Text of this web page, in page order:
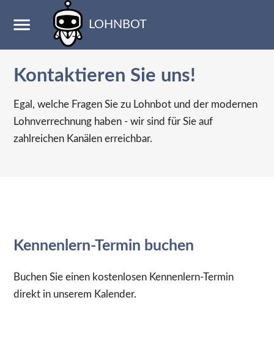
LOHNBOT
Kontaktieren Sie uns!
Egal, welche Fragen Sie zu Lohnbot und der modernen
Lohnverrechnung haben - wir sind für Sie auf
zahlreichen Kanälen erreichbar.
Kennenlern-Termin buchen
Buchen Sie einen kostenlosen Kennenlern-Termin
direkt in unserem Kalender.